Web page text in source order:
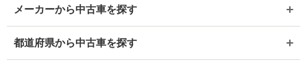
メーカーから中古車を探す
都道府県から中古車を探す